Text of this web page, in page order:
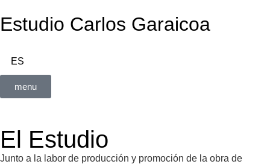
Estudio Carlos Garaicoa
ES
menu
El Estudio
Junto a la labor de producción y promoción de la obra de